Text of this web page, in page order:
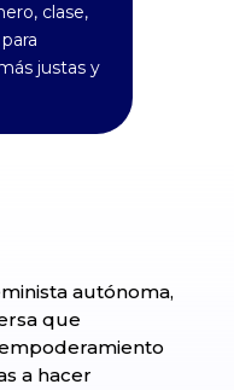
clase,
justas y
autónoma,
que
a hacer